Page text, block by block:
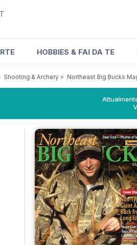
HOBBIES & FAI DA TE
Shooting & Archery > Northeast Big Bucks